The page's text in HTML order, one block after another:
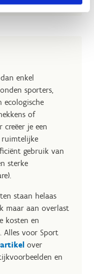
enkel
sporters,
ecologische
of
je een
gebruik van
sterke
staan helaas
maar aan overlast
kosten en
Alles voor Sport
over
en